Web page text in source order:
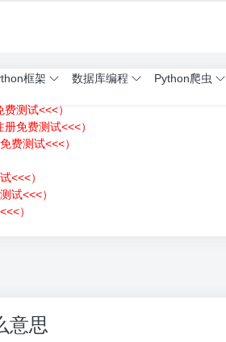
框架 数据库编程 Python爬虫
测试<<<）
免费测试<<<）
费测试<<<）
<<<）
试<<<）
）
意思